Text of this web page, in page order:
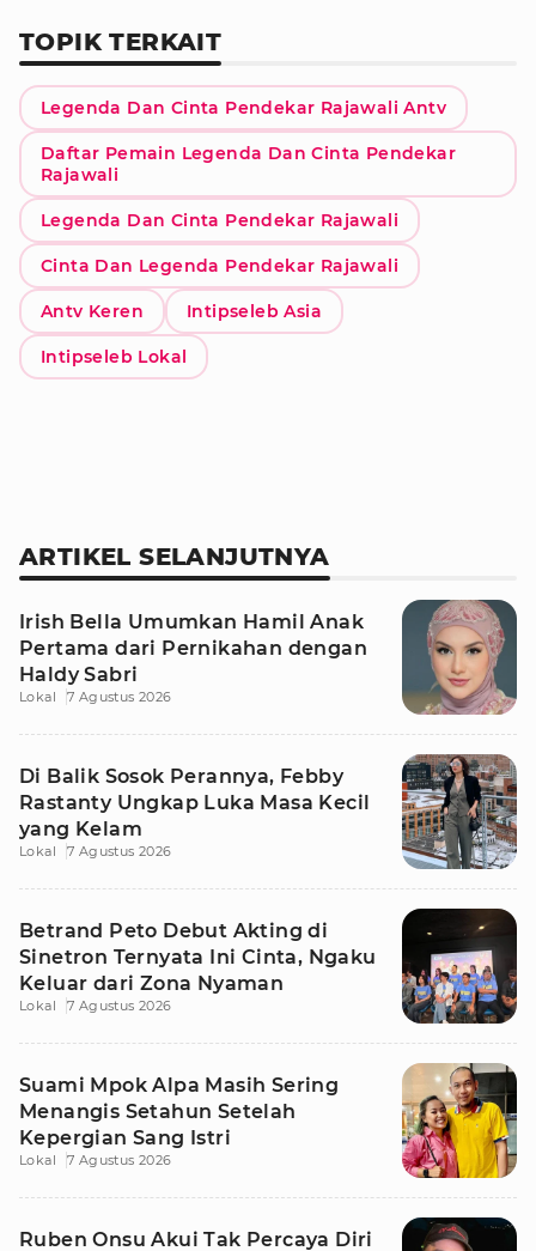
TOPIK TERKAIT
Legenda Dan Cinta Pendekar Rajawali Antv
Daftar Pemain Legenda Dan Cinta Pendekar
Rajawali
Legenda Dan Cinta Pendekar Rajawali
Cinta Dan Legenda Pendekar Rajawali
Antv Keren Intipseleb Asia
Intipseleb Lokal
ARTIKEL SELANJUTNYA
Irish Bella Umumkan Hamil Anak
Pertama dari Pernikahan dengan
Haldy Sabri
Lokal 7 Agustus 2026
Di Balik Sosok Perannya, Febby
Rastanty Ungkap Luka Masa Kecil
yang Kelam
Lokal 7 Agustus 2026
Betrand Peto Debut Akting di
Sinetron Ternyata Ini Cinta, Ngaku
Keluar dari Zona Nyaman
Lokal 7 Agustus 2026
Suami Mpok Alpa Masih Sering
Menangis Setahun Setelah
Kepergian Sang Istri
Lokal 7 Agustus 2026
Ruben Onsu Akui Tak Percaya Diri